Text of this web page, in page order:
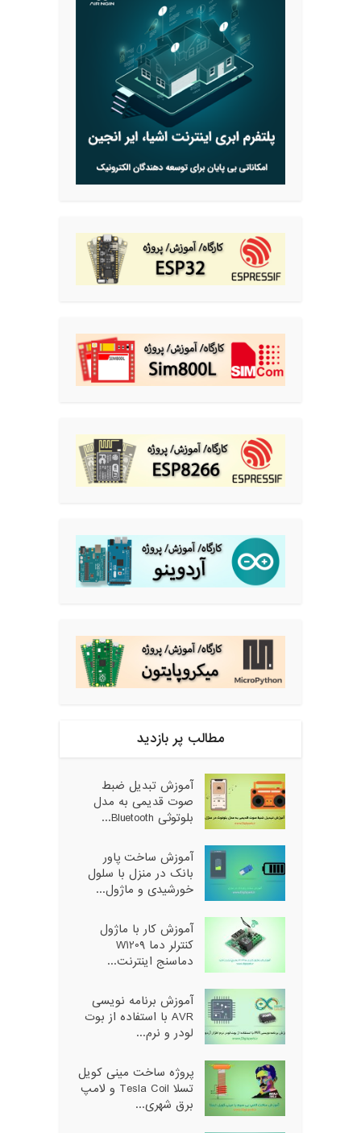
مطالب پر بازدید
آموزش تبدیل ضبط
صوت قدیمی به مدل
بلوتوثی Bluetooth...
آموزش ساخت پاور
بانک در منزل با سلول
خورشیدی و ماژول...
آموزش کار با ماژول
کنترلر دما W1209
دماسنج اینترنت...
آموزش برنامه نویسی
AVR با استفاده از بوت
لودر و نرم...
پروژه ساخت مینی کویل
تسلا Tesla Coil و لامپ
برق شهری...